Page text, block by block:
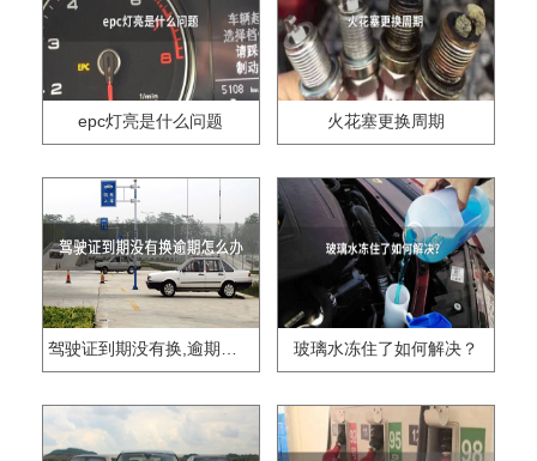
epc灯亮是什么问题 火花塞更换周期
驾驶证到期没有换,逾期怎么办?? 玻璃水冻住了如何解决？